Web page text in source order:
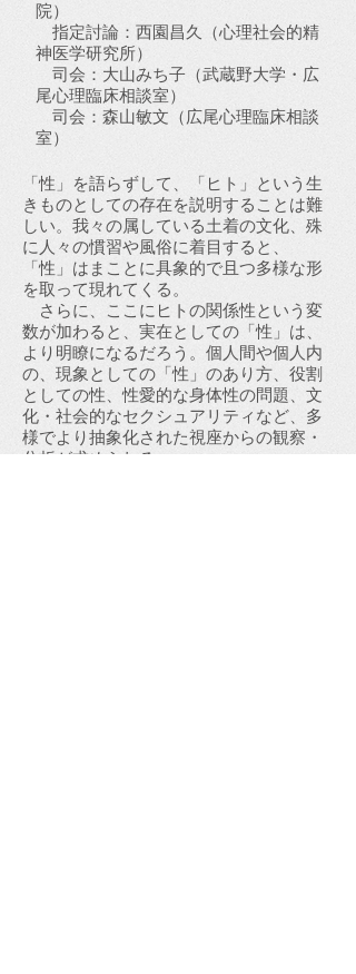
院）
指定討論：西園昌久（心理社会的精
神医学研究所）
司会：大山みち子（武蔵野大学・広
尾心理臨床相談室）
司会：森山敏文（広尾心理臨床相談
室）
「性」を語らずして、「ヒト」という生
きものとしての存在を説明することは難
しい。我々の属している土着の文化、殊
に人々の慣習や風俗に着目すると、
「性」はまことに具象的で且つ多様な形
を取って現れてくる。
さらに、ここにヒトの関係性という変
数が加わると、実在としての「性」は、
より明瞭になるだろう。個人間や個人内
の、現象としての「性」のあり方、役割
としての性、性愛的な身体性の問題、文
化・社会的なセクシュアリティなど、多
様でより抽象化された視座からの観察・
分析が求められる。